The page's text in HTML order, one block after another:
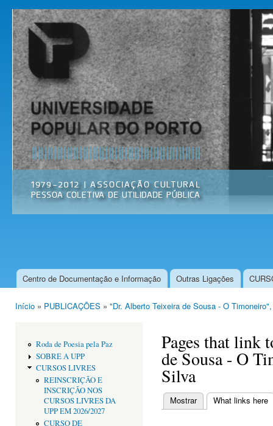
Universidade
Popular do
Porto
Associação
Cultural
Menu principal
Centro de Documentação e Informação Outras Ligações
Início » PUBLICAÇÕES » "Dr. Alberto Teixeira de Sousa - O
Roda de Poesia pela Paz
SOBRE A UPP
CURSOS LIVRES
REINSCRIÇÃO E
INSCRIÇÃO NOS
CURSOS LIVRES DA
UPP EM 2026/2027
CURSO DE
Pages that link
de Sousa - O
Silva
Separadores
Mostrar What links here